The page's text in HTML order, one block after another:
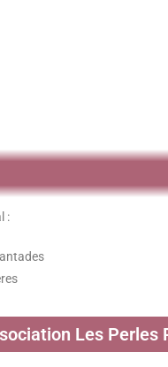
:
Les Perles